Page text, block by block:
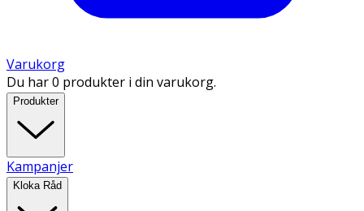
Varukorg
Du har 0 produkter i din varukorg.
Produkter
Kampanjer
Kloka Råd